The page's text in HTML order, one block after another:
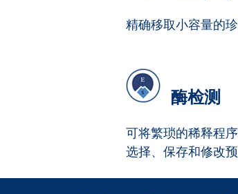
精确移取小容量的珍
酶检测
可将繁琐的稀释程
选择、保存和修改